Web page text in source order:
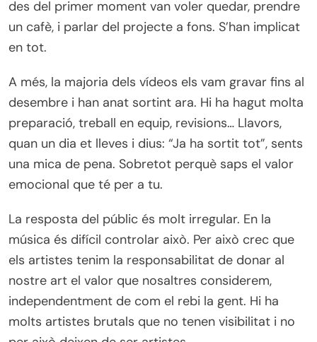
des del primer moment van voler quedar, prendre
un cafè, i parlar del projecte a fons. S’han implicat
en tot.
A més, la majoria dels vídeos els vam gravar fins al
desembre i han anat sortint ara. Hi ha hagut molta
preparació, treball en equip, revisions… Llavors,
quan un dia et lleves i dius: “Ja ha sortit tot”, sents
una mica de pena. Sobretot perquè saps el valor
emocional que té per a tu.
La resposta del públic és molt irregular. En la
música és difícil controlar això. Per això crec que
els artistes tenim la responsabilitat de donar al
nostre art el valor que nosaltres considerem,
independentment de com el rebi la gent. Hi ha
molts artistes brutals que no tenen visibilitat i no